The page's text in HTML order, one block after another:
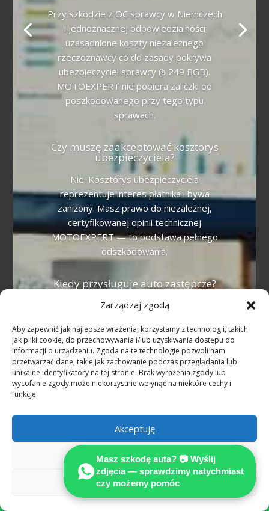
Zarządzaj zgodą
Aby zapewnić jak najlepsze wrażenia, korzystamy z technologii, takich
jak pliki cookie, do przechowywania i/lub uzyskiwania dostępu do
informacji o urządzeniu. Zgoda na te technologie pozwoli nam
przetwarzać dane, takie jak zachowanie podczas przeglądania lub
unikalne identyfikatory na tej stronie. Brak wyrażenia zgody lub
wycofanie zgody może niekorzystnie wpłynąć na niektóre cechy i
funkcje.
Akceptuję
Odmów
Zobacz preferencje
Przy szkodzie z OC sprawcy w Niemczech
i jednoznacznej odpowiedzialności
uzasadnione koszty niezależnego
rzeczoznawcy co do zasady pokrywa
ubezpieczyciel sprawcy (§ 249 BGB).
MOTOEXPERT nie pobiera zaliczki od
poszkodowanego przy tego typu
sprawach.
Czy muszę zaakceptować kosztorys
ubezpieczyciela?
Nie. Kosztorys ubezpieczyciela
reprezentuje interes płatnika i bywa
zaniżony. Masz prawo do niezależnej,
certyfikowanej opinii technicznej
MOTOEXPERT — to podstawa pełnego
odszkodowania.
Kiedy przysługuje auto zastępcze?
Przy niezawinionej szkodzie z OC sprawcy
na czas naprawy lub odkupu pojazdu.
Alternatywą jest odszkodowanie za utratę
możliwości korzystania (Nutzungsausfall).
To spadek wartości rynkowej auta po
wypadku mimo poprawnej naprawy. W
Niemczech jest to odrębne roszczenie —
rzeczoznawca MOTOEXPERT wylicza je w
opinii technicznej.

Masz szkodę auta? 📷 Wyślij
zdjęcia — sprawdzimy natychmiast
czy możemy pomóc